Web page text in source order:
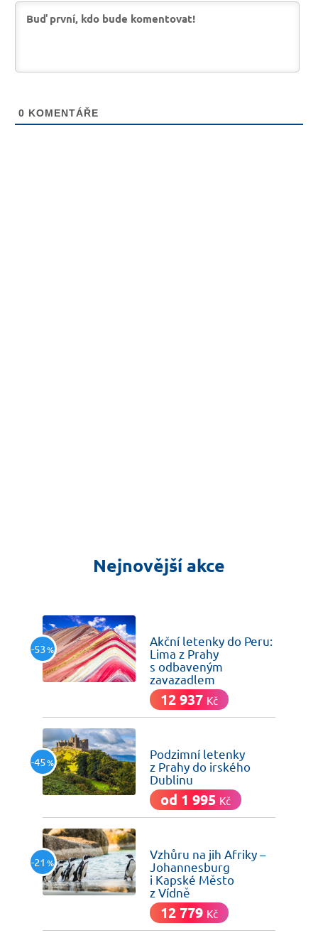
0 KOMENTÁŘE
Nejnovější akce
-53%
Akční letenky do Peru:
Lima z Prahy
s odbaveným
zavazadlem
12 937 Kč
-45%
Podzimní letenky
z Prahy do irského
Dublinu
od 1 995 Kč
-21 %
Vzhůru na jih Afriky –
Johannesburg
i Kapské Město
z Vídně
12 779 Kč